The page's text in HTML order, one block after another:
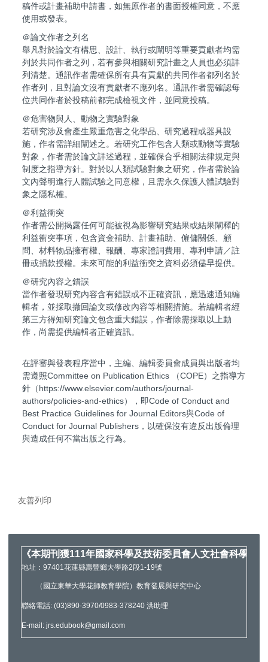
稿件或計畫補助申請書，如無原作者的書面授權同意，不應
使用或發表。
＠論文作者之列名
舉凡對於論文有構思、設計、執行或闡明等重要貢獻者均需
列於共同作者之列，若有參與相關研究計畫之人員也必須詳
列清楚。通訊作者需確保所有具有貢獻的共同作者都列名於
作者列，且對論文沒有貢獻者不應列名。通訊作者需確認每
位共同作者於投稿前都完成檢視文件，並同意投稿。
＠危害物與人、動物之實驗對象
若研究涉及會產生嚴重危害之化學品、研究過程或器具設
施，作者需詳細闡述之。若研究工作包含人類或動物等實驗
對象，作者需於論文詳述過程，並確保合乎相關法律規定與
制度之指導方針。對於以人類試驗對象之研究，作者需於論
文內聲明進行人體試驗之同意權，且需永久保護人體試驗對
象之隱私權。
＠利益衝突
作者需公開揭露任何可能被視為影響研究結果或結果闡釋的
利益衝突事項，包含資金補助、計畫補助、僱傭關係、顧
問、材料物品擁有權、報酬、專家證詞費用、專利申請／註
冊或捐款授權。未來可能的利益衝突之資料必須儘早提供。
＠研究內容之錯誤
當作者發現研究內容含有錯誤或不正確資訊，應迅速通知編
輯者，並採取撤回論文或修改內容等相關措施。若編輯者經
第三方得知研究論文包含重大錯誤，作者除需採取以上動
作，尚需提供編輯者正確資訊。
在評審與發表程序當中，主編、編輯委員會成員與出版者均
需遵照Committee on Publication Ethics （COPE）之指導方
針（https://www.elsevier.com/authors/journal-
authors/policies-and-ethics），即Code of Conduct and
Best Practice Guidelines for Journal Editors與Code of
Conduct for Journal Publishers，以確保沒有違反出版倫理
與造成任何不當出版之行為。
友善列印
《本期刊獲111年國家科學及技術委員會人文社會科學研
地址：97401花蓮縣壽豐鄉大學路2段1-19號
（國立東華大學花師教育學院）教育發展與研究中心
聯絡電話: (03)890-3970/0983-378240 洪助理
E-mail: jrs.edubook@gmail.com